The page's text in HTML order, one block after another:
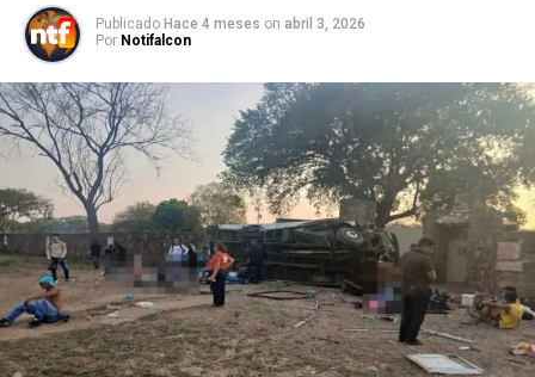
Publicado Hace 4 meses on abril 3, 2026
Por Notifalcon